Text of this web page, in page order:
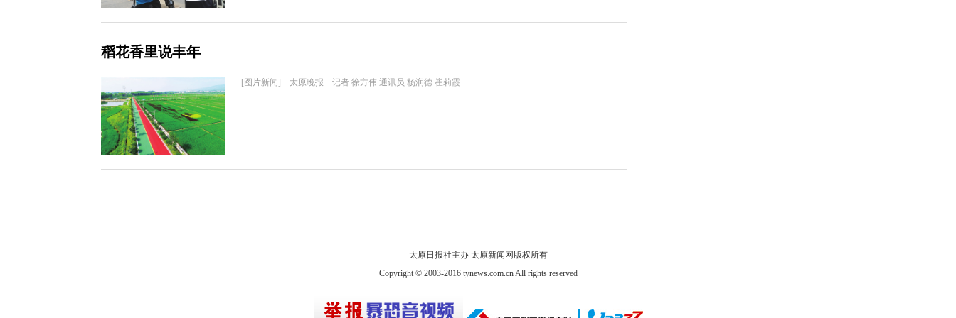
稻花香里说丰年
[图片新闻] 太原晚报 记者 徐方伟 通讯员 杨润德 崔莉霞
太原日报社主办 太原新闻网版权所有
Copyright © 2003-2016 tynews.com.cn All rights reserved